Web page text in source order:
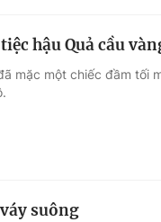
hậu Quả cầu
mặc một chiếc đầm tối
suông